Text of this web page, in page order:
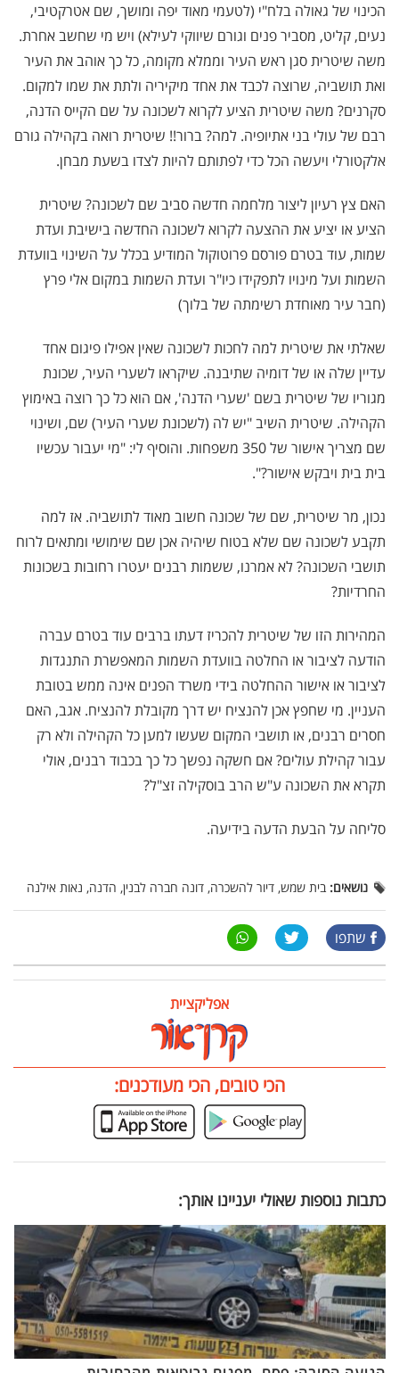
הכינוי של גאולה בלח"י (לטעמי מאוד יפה ומושך, שם אטרקטיבי,
נעים, קליט, מסביר פנים וגורם שיווקי לעילא) ויש מי שחשב אחרת.
משה שיטרית סגן ראש העיר וממלא מקומה, כל כך אוהב את העיר
ואת תושביה, שרוצה לכבד את אחד מיקיריה ולתת את שמו למקום.
סקרנים? משה שיטרית הציע לקרוא לשכונה על שם הקייס הדנה,
רבם של עולי בני אתיופיה. למה? ברור!! שיטרית רואה בקהילה גורם
אלקטורלי ויעשה הכל כדי לפתותם להיות לצדו בשעת מבחן.
האם צץ רעיון ליצור מלחמה חדשה סביב שם לשכונה? שיטרית
הציע או יציע את ההצעה לקרוא לשכונה החדשה בישיבת ועדת
שמות, עוד בטרם פורסם פרוטוקול המודיע בכלל על השינוי בוועדת
השמות ועל מינויו לתפקידו כיו"ר ועדת השמות במקום אלי פרץ
(חבר עיר מאוחדת רשימתה של בלוך)
שאלתי את שיטרית למה לחכות לשכונה שאין אפילו פיגום אחד
עדיין שלה או של דומיה שתיבנה. שיקראו לשערי העיר, שכונת
מגוריו של שיטרית בשם 'שערי הדנה', אם הוא כל כך רוצה באימוץ
הקהילה. שיטרית השיב "יש לה (לשכונת שערי העיר) שם, ושינוי
שם מצריך אישור של 350 משפחות. והוסיף לי: "מי יעבור עכשיו
בית בית ויבקש אישור?".
נכון, מר שיטרית, שם של שכונה חשוב מאוד לתושביה. אז למה
תקבע לשכונה שם שלא בטוח שיהיה אכן שם שימושי ומתאים לרוח
תושבי השכונה? לא אמרנו, ששמות רבנים יעטרו רחובות בשכונות
החרדיות?
המהירות הזו של שיטרית להכריז דעתו ברבים עוד בטרם עברה
הודעה לציבור או החלטה בוועדת השמות המאפשרת התנגדות
לציבור או אישור ההחלטה בידי משרד הפנים אינה ממש בטובת
העניין. מי שחפץ אכן להנציח יש דרך מקובלת להנציח. אגב, האם
חסרים רבנים, או תושבי המקום שעשו למען כל הקהילה ולא רק
עבור קהילת עולים? אם חשקה נפשך כל כך בכבוד רבנים, אולי
תקרא את השכונה ע"ש הרב בוסקילה זצ"ל?
סליחה על הבעת הדעה בידיעה.
נושאים: בית שמש, דיור להשכרה, דונה חברה לבנין, הדנה, נאות אילנה
שתפו
אפליקציית
הכי טובים, הכי מעודכנים:
כתבות נוספות שאולי יעניינו אותך: